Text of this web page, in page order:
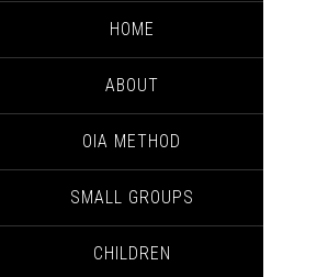
HOME
ABOUT
OIA METHOD
SMALL GROUPS
CHILDREN